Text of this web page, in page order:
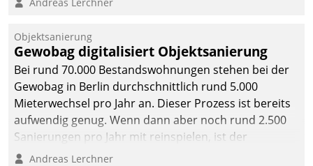
Unternehmen.
Objektsanierung
Gewobag digitalisiert Objektsanierung
Bei rund 70.000 Bestandswohnungen stehen bei der
Gewobag in Berlin durchschnittlich rund 5.000
Mieterwechsel pro Jahr an. Dieser Prozess ist bereits
aufwendig genug. Wenn dann aber noch rund 2.500
Sanierungen pro Jahr mit reinspielen, ist der
Betreuungs- und Organisationsaufwand immens. Im
Andreas Lerchner